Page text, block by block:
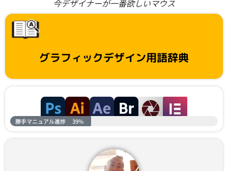
今デザイナーが一番欲しいマウス
グラフィックデザイン用語辞典
勝手マニュアル進捗 39%